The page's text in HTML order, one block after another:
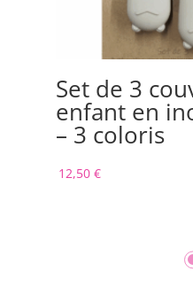
Set de 3
enfant en
– 3 coloris
12,50 €